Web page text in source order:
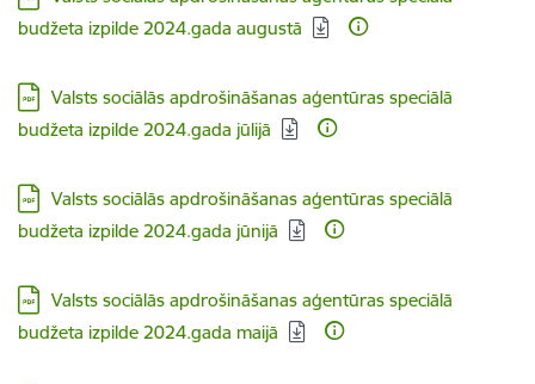
budžeta izpilde 2024.gada augustā
Lejupielādēt:
Valsts sociālās apdrošināšanas aģentūras speciālā
budžeta izpilde 2024.gada jūlijā
Lejupielādēt:
Valsts sociālās apdrošināšanas aģentūras speciālā
budžeta izpilde 2024.gada jūnijā
Lejupielādēt:
Valsts sociālās apdrošināšanas aģentūras speciālā
budžeta izpilde 2024.gada maijā